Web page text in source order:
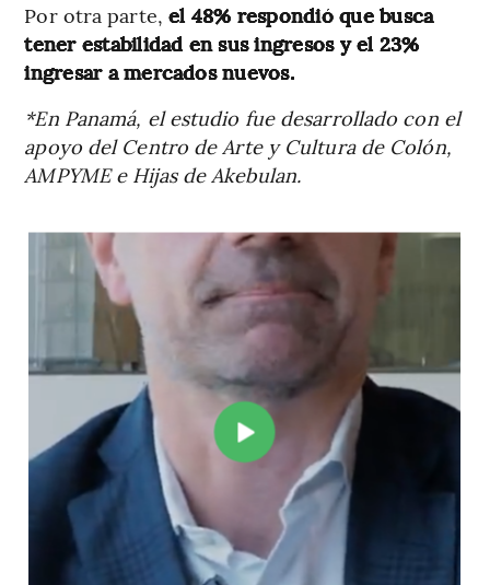
Por otra parte, el 48% respondió que busca
tener estabilidad en sus ingresos y el 23%
ingresar a mercados nuevos.
*En Panamá, el estudio fue desarrollado con el
apoyo del Centro de Arte y Cultura de Colón,
AMPYME e Hijas de Akebulan.